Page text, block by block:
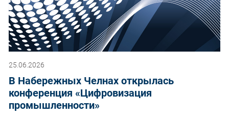
25.06.2026
В Набережных Челнах открылась
конференция «Цифровизация
промышленности»